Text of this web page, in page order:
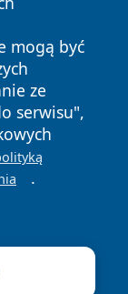
mogą być
ze
serwisu",
.
Polityka
Cookies